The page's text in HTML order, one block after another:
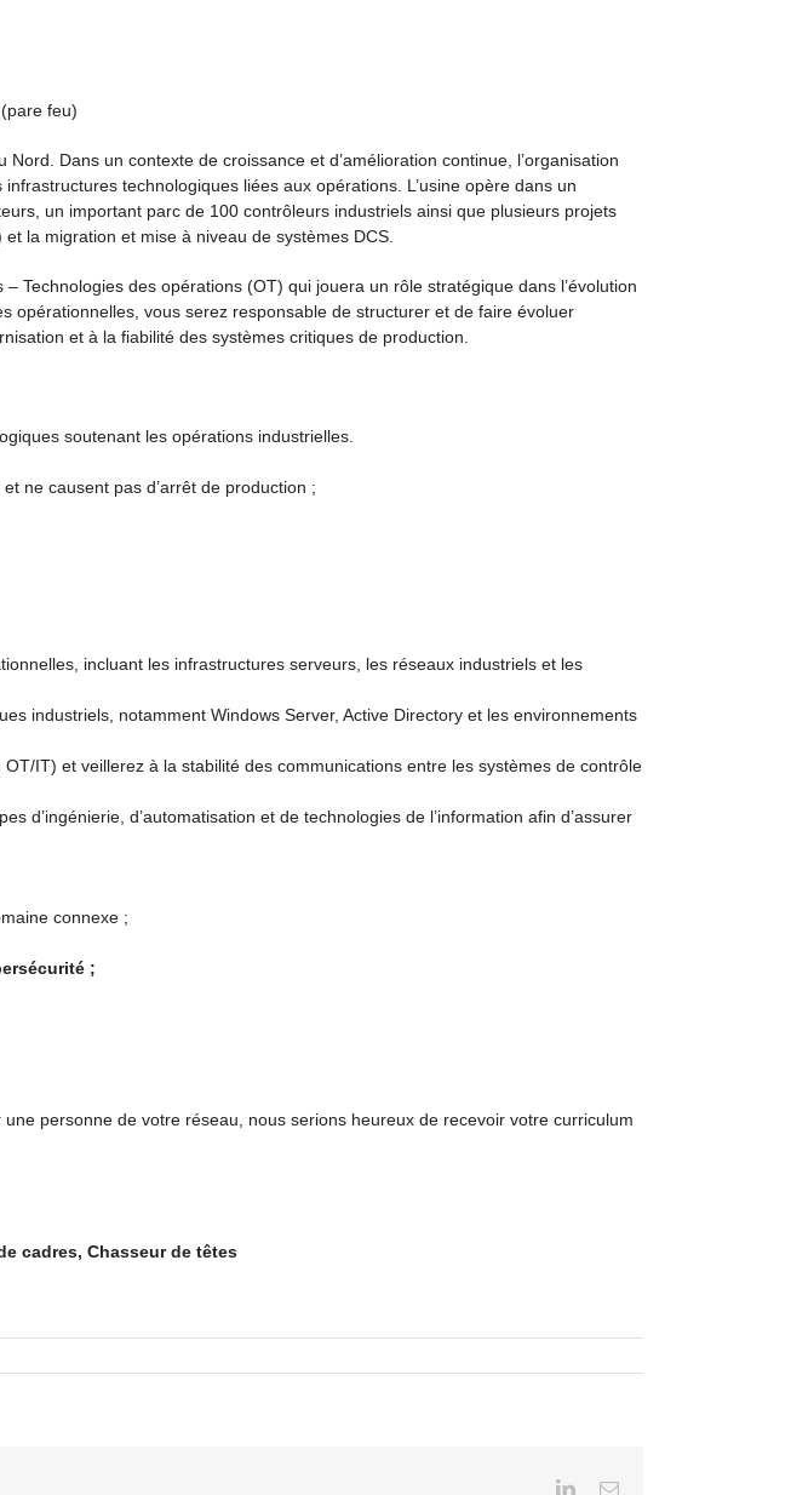
feu)
Dans un contexte de croissance et d’amélioration continue, l’organisation
technologiques liées aux opérations. L’usine opère dans un
un important parc de 100 contrôleurs industriels ainsi que plusieurs projets
la migration et mise à niveau de systèmes DCS.
Technologies des opérations (OT) qui jouera un rôle stratégique dans l’évolution
opérationnelles, vous serez responsable de structurer et de faire évoluer
et à la fiabilité des systèmes critiques de production.
soutenant les opérations industrielles.
ne causent pas d’arrêt de production ;
incluant les infrastructures serveurs, les réseaux industriels et les
industriels, notamment Windows Server, Active Directory et les environnements
IT) et veillerez à la stabilité des communications entre les systèmes de contrôle
d’ingénierie, d’automatisation et de technologies de l’information afin d’assurer
connexe ;
;
personne de votre réseau, nous serions heureux de recevoir votre curriculum
cadres, Chasseur de têtes
LinkedInEmail